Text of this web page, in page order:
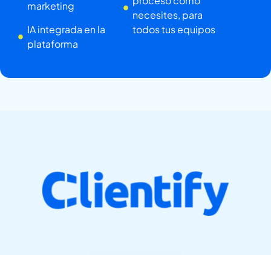
marketing
IA integrada en la
plataforma
necesites, para
todos tus equipos